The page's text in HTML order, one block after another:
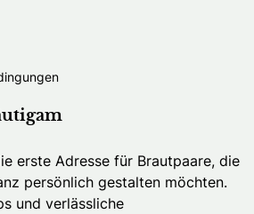
erste Adresse für Brautpaare, die
persönlich gestalten möchten.
und verlässliche